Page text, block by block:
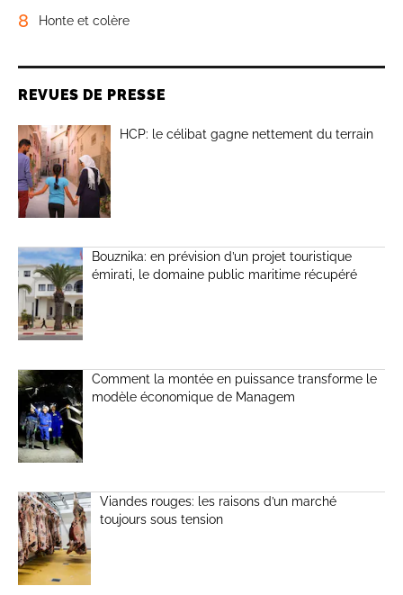
8 Honte et colère
REVUES DE PRESSE
HCP: le célibat gagne nettement du terrain
Bouznika: en prévision d’un projet touristique
émirati, le domaine public maritime récupéré
Comment la montée en puissance transforme le
modèle économique de Managem
Viandes rouges: les raisons d’un marché
toujours sous tension